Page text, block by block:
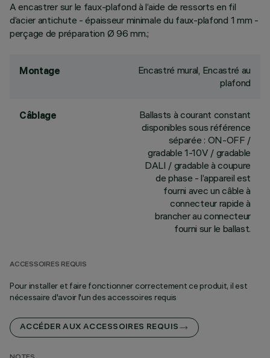
A encastrer sur le faux-plafond à l’aide de ressorts en fil
d’acier antichute - épaisseur minimale du faux-plafond 1 mm -
perçage de préparation Ø 96 mm.;
Montage
Encastré mural, Encastré au
plafond
Câblage
Ballasts à courant constant
disponibles sous référence
séparée : ON-OFF /
gradable 1-10V / gradable
DALI / gradable à coupure
de phase - l’appareil est
fourni avec un câble à
connecteur rapide à
brancher au connecteur
fourni sur le ballast.
ACCESSOIRES REQUIS
Pour installer et faire fonctionner correctement ce produit, il est
nécessaire d'avoir l'un des accessoires requis
ACCÉDER AUX ACCESSOIRES REQUIS